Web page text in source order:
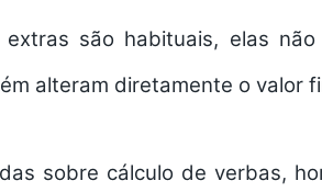
são habituais, elas
alteram diretamente o valor
sobre cálculo de verbas,